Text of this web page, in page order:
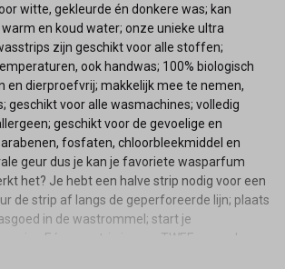
witte, gekleurde én donkere was; kan
en koud water; onze unieke ultra
zijn geschikt voor alle stoffen;
ook handwas; 100% biologisch
en dierproefvrij; makkelijk mee te nemen,
geschikt voor alle wasmachines; volledig
geschikt voor de gevoelige en
fosfaten, chloorbleekmiddel en
geur dus je kan je favoriete wasparfum
het? Je hebt een halve strip nodig voor een
de strip af langs de geperforeerde lijn; plaats
in de wastrommel; start je
Eén wasstrip is voor TWEE normale